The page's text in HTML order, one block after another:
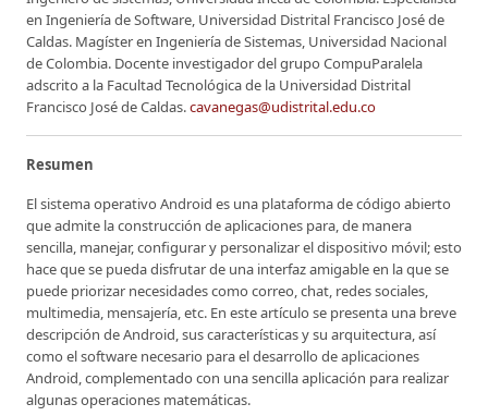
en Ingeniería de Software, Universidad Distrital Francisco José de
Caldas. Magíster en Ingeniería de Sistemas, Universidad Nacional
de Colombia. Docente investigador del grupo CompuParalela
adscrito a la Facultad Tecnológica de la Universidad Distrital
Francisco José de Caldas.cavanegas@udistrital.edu.co
Resumen
El sistema operativo Android es una plataforma de código abierto
que admite la construcción de aplicaciones para, de manera
sencilla, manejar, configurar y personalizar el dispositivo móvil; esto
hace que se pueda disfrutar de una interfaz amigable en la que se
puede priorizar necesidades como correo, chat, redes sociales,
multimedia, mensajería, etc. En este artículo se presenta una breve
descripción de Android, sus características y su arquitectura, así
como el software necesario para el desarrollo de aplicaciones
Android, complementado con una sencilla aplicación para realizar
algunas operaciones matemáticas.